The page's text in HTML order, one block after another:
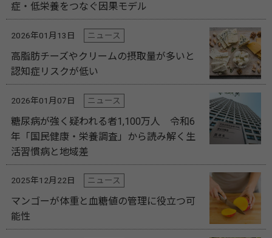
症・低栄養をつなぐ因果モデル
2026年01月13日 ニュース
高脂肪チーズやクリームの摂取量が多いと
認知症リスクが低い
2026年01月07日 ニュース
糖尿病が強く疑われる者1,100万人 令和6
年「国民健康・栄養調査」から読み解く生
活習慣病と地域差
2025年12月22日 ニュース
マンゴーが体重と血糖値の管理に役立つ可
能性